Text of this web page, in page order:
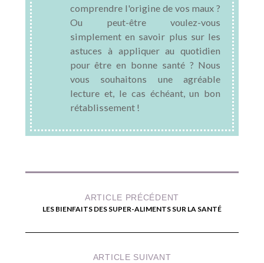
comprendre l'origine de vos maux ?
Ou peut-être voulez-vous
simplement en savoir plus sur les
astuces à appliquer au quotidien
pour être en bonne santé ? Nous
vous souhaitons une agréable
lecture et, le cas échéant, un bon
rétablissement !
ARTICLE PRÉCÉDENT
LES BIENFAITS DES SUPER-ALIMENTS SUR LA SANTÉ
ARTICLE SUIVANT